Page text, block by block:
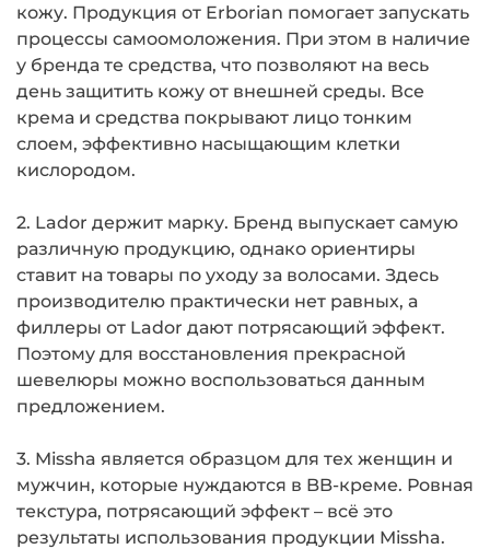
кожу. Продукция от Erborian помогает запускать
процессы самоомоложения. При этом в наличие
у бренда те средства, что позволяют на весь
день защитить кожу от внешней среды. Все
крема и средства покрывают лицо тонким
слоем, эффективно насыщающим клетки
кислородом.
2. Lador держит марку. Бренд выпускает самую
различную продукцию, однако ориентиры
ставит на товары по уходу за волосами. Здесь
производителю практически нет равных, а
филлеры от Lador дают потрясающий эффект.
Поэтому для восстановления прекрасной
шевелюры можно воспользоваться данным
предложением.
3. Missha является образцом для тех женщин и
мужчин, которые нуждаются в BB-креме. Ровная
текстура, потрясающий эффект – всё это
результаты использования продукции Missha.